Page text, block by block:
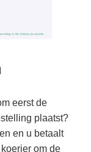
eerst de
plaatst?
en u betaalt
om de